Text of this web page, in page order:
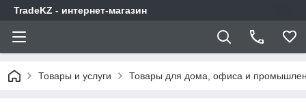
TradeKZ - интернет-магазин
Товары и услуги Товары для дома, офиса и